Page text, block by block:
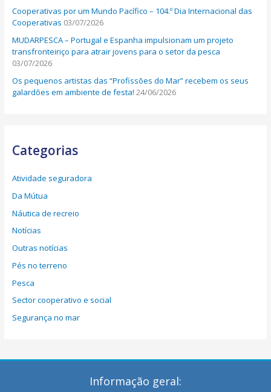
Cooperativas por um Mundo Pacífico – 104.º Dia Internacional das
Cooperativas 03/07/2026
MUDARPESCA – Portugal e Espanha impulsionam um projeto
transfronteiriço para atrair jovens para o setor da pesca
03/07/2026
Os pequenos artistas das “Profissões do Mar” recebem os seus
galardões em ambiente de festa! 24/06/2026
Categorias
Atividade seguradora
Da Mútua
Náutica de recreio
Notícias
Outras notícias
Pés no terreno
Pesca
Sector cooperativo e social
Segurança no mar
Informação geral: